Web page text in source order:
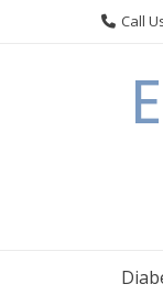
Call